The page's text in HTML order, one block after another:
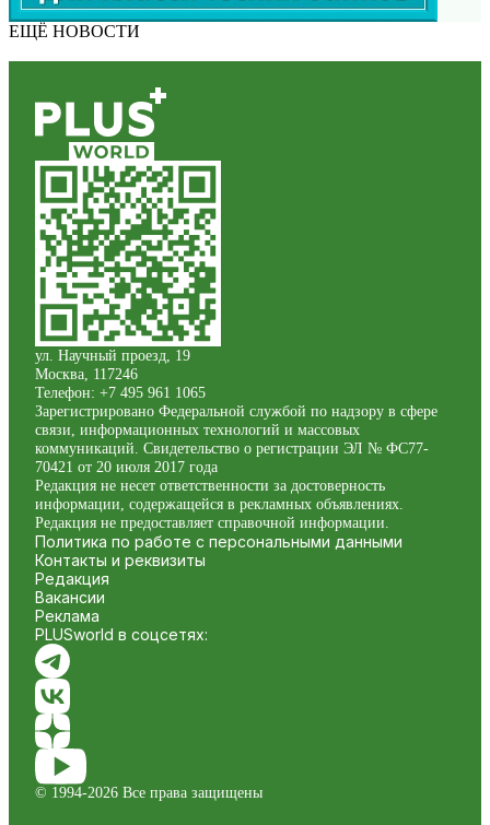
ЕЩЁ НОВОСТИ
ул. Научный проезд, 19
Москва, 117246
Телефон: +7 495 961 1065
Зарегистрировано Федеральной службой по надзору в сфере
связи, информационных технологий и массовых
коммуникаций. Свидетельство о регистрации ЭЛ № ФС77-
70421 от 20 июля 2017 года
Редакция не несет ответственности за достоверность
информации, содержащейся в рекламных объявлениях.
Редакция не предоставляет справочной информации.
Политика по работе с персональными данными
Контакты и реквизиты
Редакция
Вакансии
Реклама
PLUSworld в соцсетях:
© 1994-2026 Все права защищены